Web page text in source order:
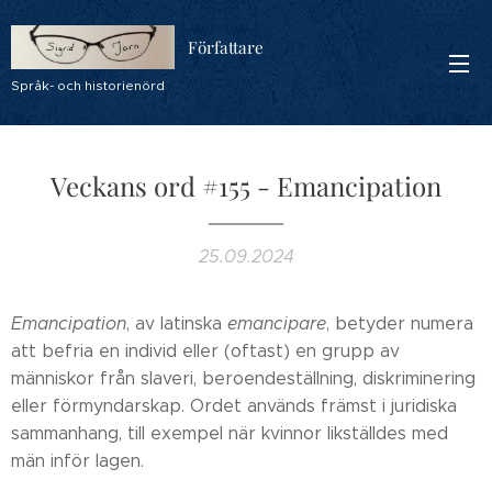
Författare
Språk- och historienörd
Veckans ord #155 - Emancipation
25.09.2024
Emancipation, av latinska emancipare, betyder numera
att befria en individ eller (oftast) en grupp av
människor från slaveri, beroendeställning, diskriminering
eller förmyndarskap. Ordet används främst i juridiska
sammanhang, till exempel när kvinnor likställdes med
män inför lagen.